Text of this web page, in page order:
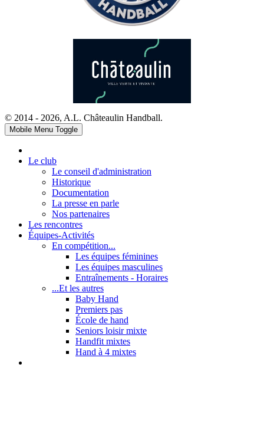
© 2014 - 2026, A.L. Châteaulin Handball.
Mobile Menu Toggle
Le club
Le conseil d'administration
Historique
Documentation
La presse en parle
Nos partenaires
Les rencontres
Équipes-Activités
En compétition...
Les équipes féminines
Les équipes masculines
Entraînements - Horaires
...Et les autres
Baby Hand
Premiers pas
École de hand
Seniors loisir mixte
Handfit mixtes
Hand à 4 mixtes